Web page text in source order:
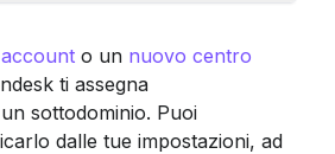
o un nuovo centro
ti assegna
sottodominio. Puoi
dalle tue impostazioni, ad